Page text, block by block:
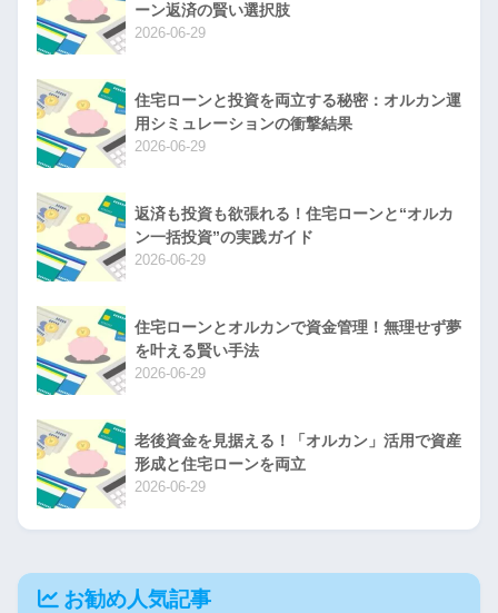
ーン返済の賢い選択肢
2026-06-29
住宅ローンと投資を両立する秘密：オルカン運
用シミュレーションの衝撃結果
2026-06-29
返済も投資も欲張れる！住宅ローンと“オルカ
ン一括投資”の実践ガイド
2026-06-29
住宅ローンとオルカンで資金管理！無理せず夢
を叶える賢い手法
2026-06-29
老後資金を見据える！「オルカン」活用で資産
形成と住宅ローンを両立
2026-06-29
お勧め人気記事